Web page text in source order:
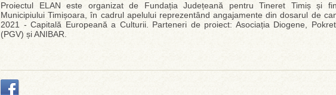
Proiectul ELAN este organizat de Fundația Județeană pentru Tineret Timiș și
Municipiului Timișoara, în cadrul apelului reprezentând angajamente din dosarul de
2021 - Capitală Europeană a Culturii. Parteneri de proiect: Asociația Diogene,
(PGV) și ANIBAR.